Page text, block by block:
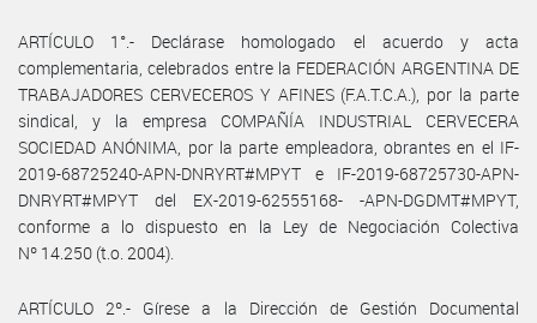
ARTÍCULO 1°.- Declárase homologado el acuerdo y acta
complementaria, celebrados entre la FEDERACIÓN ARGENTINA DE
TRABAJADORES CERVECEROS Y AFINES (F.A.T.C.A.), por la parte
sindical, y la empresa COMPAÑÍA INDUSTRIAL CERVECERA
SOCIEDAD ANÓNIMA, por la parte empleadora, obrantes en el IF-
2019-68725240-APN-DNRYRT#MPYT e IF-2019-68725730-APN-
DNRYRT#MPYT del EX-2019-62555168- -APN-DGDMT#MPYT,
conforme a lo dispuesto en la Ley de Negociación Colectiva
Nº 14.250 (t.o. 2004).
ARTÍCULO 2º.- Gírese a la Dirección de Gestión Documental